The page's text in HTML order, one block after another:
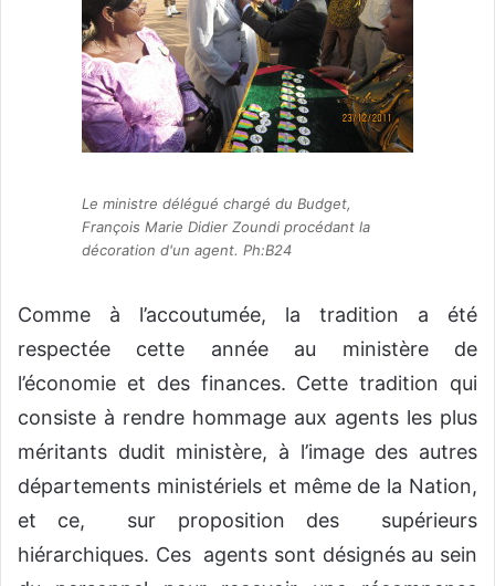
Le ministre délégué chargé du Budget,
François Marie Didier Zoundi procédant la
décoration d'un agent. Ph:B24
Comme à l’accoutumée, la tradition a été
respectée cette année au ministère de
l’économie et des finances. Cette tradition qui
consiste à rendre hommage aux agents les plus
méritants dudit ministère, à l’image des autres
départements ministériels et même de la Nation,
et ce, sur proposition des supérieurs
hiérarchiques. Ces agents sont désignés au sein